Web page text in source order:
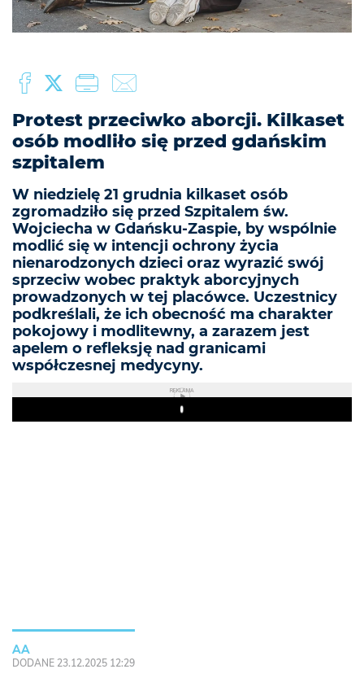
Protest przeciwko aborcji. Kilkaset
osób modliło się przed gdańskim
szpitalem
W niedzielę 21 grudnia kilkaset osób
zgromadziło się przed Szpitalem św.
Wojciecha w Gdańsku-Zaspie, by wspólnie
modlić się w intencji ochrony życia
nienarodzonych dzieci oraz wyrazić swój
sprzeciw wobec praktyk aborcyjnych
prowadzonych w tej placówce. Uczestnicy
podkreślali, że ich obecność ma charakter
pokojowy i modlitewny, a zarazem jest
apelem o refleksję nad granicami
współczesnej medycyny.
REKLAMA
Play
AA
DODANE 23.12.2025 12:29